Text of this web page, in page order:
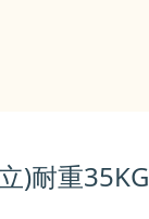
)耐重35KG